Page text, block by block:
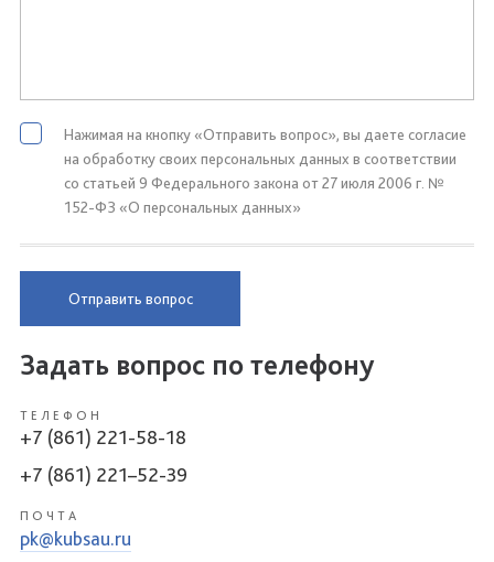
Нажимая на кнопку «Отправить вопрос», вы даете согласие
на обработку своих персональных данных в соответствии
со статьей 9 Федерального закона от 27 июля 2006 г. №
152-ФЗ «О персональных данных»
Отправить вопрос
Задать вопрос по телефону
ТЕЛЕФОН
+7 (861) 221-58-18
+7 (861) 221–52-39
ПОЧТА
pk@kubsau.ru